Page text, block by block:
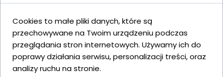
Nietypowe meble
Drzwi kute
Róże z metalu
Kwietniki
Stojaki i na ręczniki
Cookies to małe pliki danych, które są
przechowywane na Twoim urządzeniu podczas
przeglądania stron internetowych. Używamy ich do
poprawy działania serwisu, personalizacji treści, oraz
analizy ruchu na stronie.